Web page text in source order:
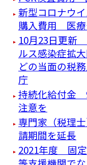
新型コロナウ
購入費用 医療
10月23日更新
ルス感染症拡
どの当面の税
庁
持続化給付金
注意を
専門家（税理
請期間を延長
2021年度 固